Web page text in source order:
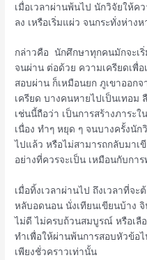
เมื่อเวลาผ่านพ้นไป นักวิจัยให้
ลง เหรือเริ่มแผ่ว จนกระทั่งห่างห
กล่าวคือ นักศึกษาทุกคนมักจะเ
จนผ่าน ต่อด้วย ความเครียดเพื่
สอบผ่าน ก็เหมือนยก ภูเขาออก
เครียด บางคนหายไปเป็นเทอ
เช่นนี้ถือว่า เป็นการสร้างภาระ
เนื่อง ทำๆ หยุด ๆ จนบางครั้งนัก
ไปแล้ว หรือไม่สามารถกลับมาเ
อย่างที่ควรจะเป็น เหมือนกับกา
เมื่อทิ้งเวลาผ่านไป ถึงเวลาที่จ
หลับอดนอน นั่งเทียนเขียนบ้าง
ไม่ดี ไม่ครบถ้วนสมบูรณ์ หรือเ
ทำเพื่อให้ผ่านพ้นการสอบหัวข้อไ
เพียงชั่วคราวเท่านั้น